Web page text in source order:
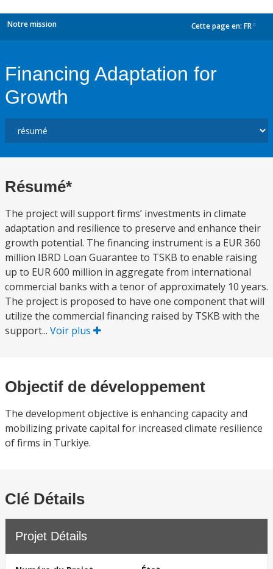
Notre mission Cette page en: FR
Financing Adaptation for
Growth
Résumé*
The project will support firms’ investments in climate
adaptation and resilience to preserve and enhance their
growth potential. The financing instrument is a EUR 360
million IBRD Loan Guarantee to TSKB to enable raising
up to EUR 600 million in aggregate from international
commercial banks with a tenor of approximately 10 years.
The project is proposed to have one component that will
utilize the commercial financing raised by TSKB with the
support... Voir plus
Objectif de développement
The development objective is enhancing capacity and
mobilizing private capital for increased climate resilience
of firms in Turkiye.
Clé Détails
Projet Détails